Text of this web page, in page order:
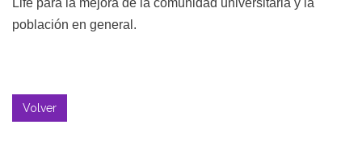
población en general.
Volver